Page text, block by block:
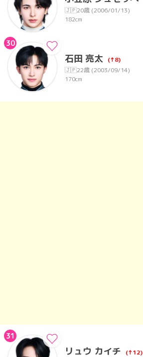
🇯🇵20歳 (2006/01/13)
182cm
30
石田 亮太
(↑8)
🇯🇵22歳 (2003/09/14)
170cm
31
リュウ カイチ
(↑12)